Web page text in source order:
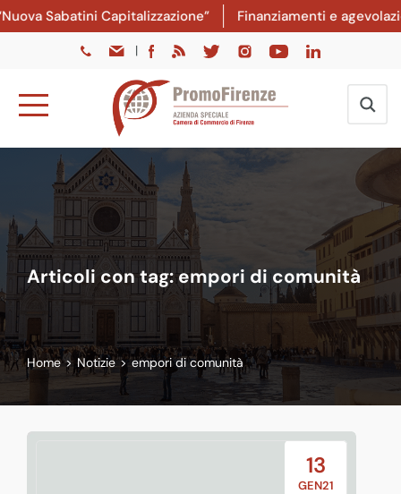
Sabatini Capitalizzazione” Finanziamenti e
|
Articoli con tag: empori di comunità
Home > Notizie > empori di comunità
13
GEN21